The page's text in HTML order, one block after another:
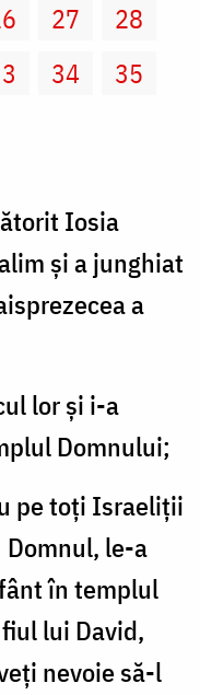
27
28
34
35
Iosia
şi a junghiat
a
lor şi i-a
Domnului;
pe toţi Israeliţii
le-a
în templul
lui David,
nevoie să-l